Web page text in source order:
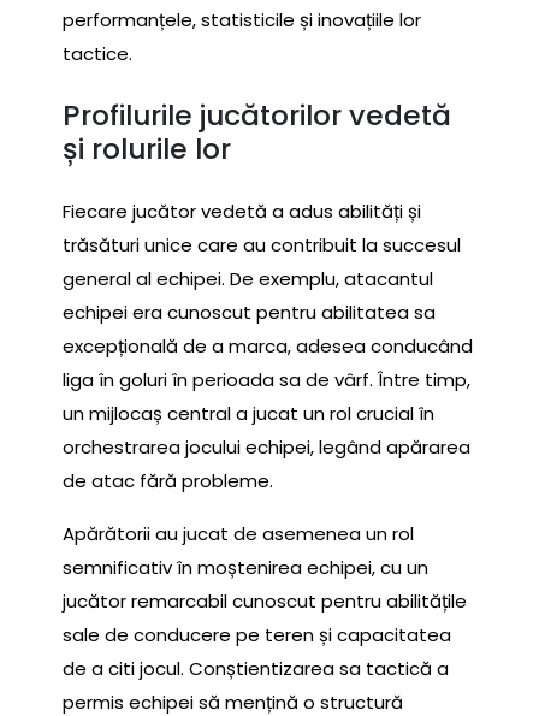
performanțele, statisticile și inovațiile lor
tactice.
Profilurile jucătorilor vedetă
și rolurile lor
Fiecare jucător vedetă a adus abilități și
trăsături unice care au contribuit la succesul
general al echipei. De exemplu, atacantul
echipei era cunoscut pentru abilitatea sa
excepțională de a marca, adesea conducând
liga în goluri în perioada sa de vârf. Între timp,
un mijlocaș central a jucat un rol crucial în
orchestrarea jocului echipei, legând apărarea
de atac fără probleme.
Apărătorii au jucat de asemenea un rol
semnificativ în moștenirea echipei, cu un
jucător remarcabil cunoscut pentru abilitățile
sale de conducere pe teren și capacitatea
de a citi jocul. Conștientizarea sa tactică a
permis echipei să mențină o structură